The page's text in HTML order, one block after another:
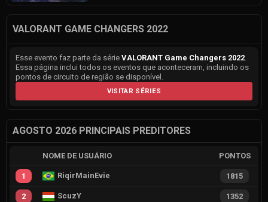
VALORANT GAME CHANGERS 2022
Esse evento faz parte da série VALORANT Game Changers 2022.
Essa página inclui todos os eventos que aconteceram, incluindo os
pontos de circuito de região se disponível.
VISITAR SÉRIES
AGOSTO 2026 PRINCIPAIS PREDITORES
NOME DE USUÁRIO PONTOS
1 RiqirMainEvie 1815
2 ScuzY 1352